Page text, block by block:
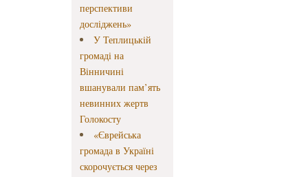
перспективи
досліджень»
У Теплицькій
громаді на
Вінничині
вшанували пам’ять
невинних жертв
Голокосту
«Єврейська
громада в Україні
скорочується через